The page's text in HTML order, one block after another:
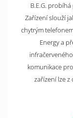
B.E.G.
Zařízení slouží
chytrým
Energy a
komunikace
zařízení lze